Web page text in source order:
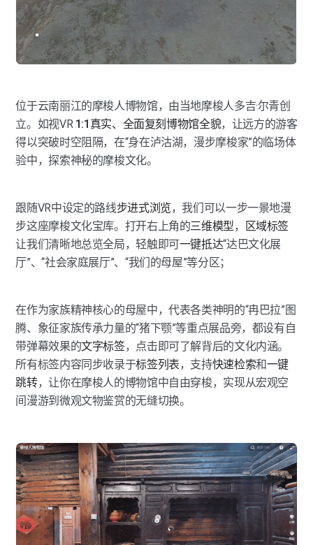
位于云南丽江的摩梭人博物馆，由当地摩梭人多吉·尔青创
立。如视VR 1:1真实、全面复刻博物馆全貌，让远方的游客
得以突破时空阻隔，在“身在泸沽湖，漫步摩梭家”的临场体
验中，探索神秘的摩梭文化。
跟随VR中设定的路线步进式浏览，我们可以一步一景地漫
步这座摩梭文化宝库。打开右上角的三维模型，
区域标签
让我们清晰地总览全局，轻触即可一键抵达“达巴文化展
厅”、“社会家庭展厅”、“我们的母屋”等分区；
在作为家族精神核心的母屋中，代表各类神明的“冉巴拉”图
腾、象征家族传承力量的“猪下颚”等重点展品旁，都设有自
带弹幕效果的文字标签，点击即可了解背后的文化内涵。
所有标签内容同步收录于标签列表，支持快速检索和一键
跳转，让你在摩梭人的博物馆中自由穿梭，实现从宏观空
间漫游到微观文物鉴赏的无缝切换。